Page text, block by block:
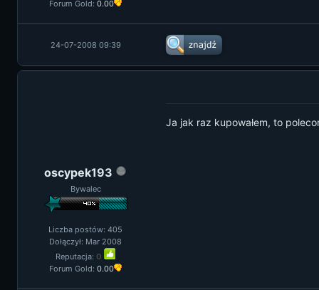
Forum Gold: 0.00
24-07-2008 09:39
oscypek193
Bywalec
Liczba postów: 405
Dołączył: Mar 2008
Reputacja: 0
Forum Gold: 0.00
Ja jak raz kupowałem, to